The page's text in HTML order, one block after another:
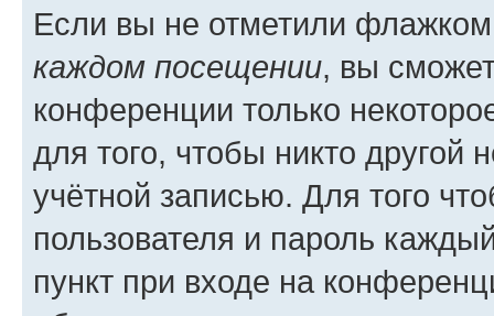
Если вы не отметили
каждом посещении, вы
конференции только
для того, чтобы никто другой
учётной записью. Для того
пользователя и пароль
пункт при входе на